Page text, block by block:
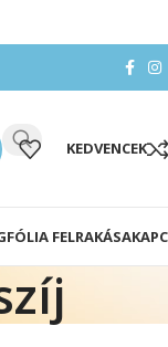
KEDVENCEK
FELRAKÁSA